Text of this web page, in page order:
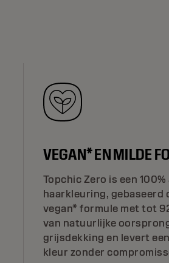
VEGAN* EN MILDE
Topchic Zero is een
haarkleuring, gebaseerd
vegan* formule met tot
van natuurlijke
grijsdekking en levert
kleur zonder